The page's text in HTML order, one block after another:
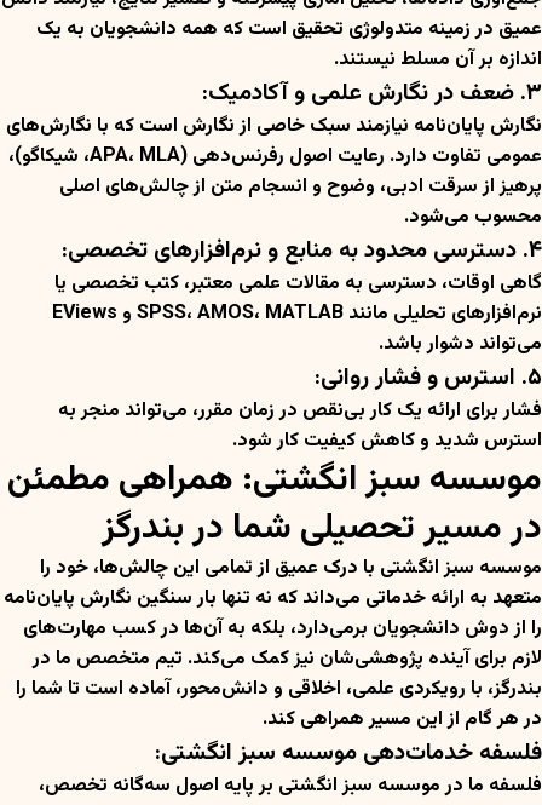
عمیق در زمینه متدولوژی تحقیق است که همه دانشجویان به یک
اندازه بر آن مسلط نیستند.
۳. ضعف در نگارش علمی و آکادمیک:
نگارش پایان‌نامه نیازمند سبک خاصی از نگارش است که با نگارش‌های
عمومی تفاوت دارد. رعایت اصول رفرنس‌دهی (APA، MLA، شیکاگو)،
پرهیز از سرقت ادبی، وضوح و انسجام متن از چالش‌های اصلی
محسوب می‌شود.
۴. دسترسی محدود به منابع و نرم‌افزارهای تخصصی:
گاهی اوقات، دسترسی به مقالات علمی معتبر، کتب تخصصی یا
نرم‌افزارهای تحلیلی مانند SPSS، AMOS، MATLAB و EViews
می‌تواند دشوار باشد.
۵. استرس و فشار روانی:
فشار برای ارائه یک کار بی‌نقص در زمان مقرر، می‌تواند منجر به
استرس شدید و کاهش کیفیت کار شود.
موسسه سبز انگشتی: همراهی مطمئن
در مسیر تحصیلی شما در بندرگز
موسسه سبز انگشتی با درک عمیق از تمامی این چالش‌ها، خود را
متعهد به ارائه خدماتی می‌داند که نه تنها بار سنگین نگارش پایان‌نامه
را از دوش دانشجویان برمی‌دارد، بلکه به آن‌ها در کسب مهارت‌های
لازم برای آینده پژوهشی‌شان نیز کمک می‌کند. تیم متخصص ما در
بندرگز، با رویکردی علمی، اخلاقی و دانش‌محور، آماده است تا شما را
در هر گام از این مسیر همراهی کند.
فلسفه خدمات‌دهی موسسه سبز انگشتی:
فلسفه ما در موسسه سبز انگشتی بر پایه اصول سه‌گانه تخصص،